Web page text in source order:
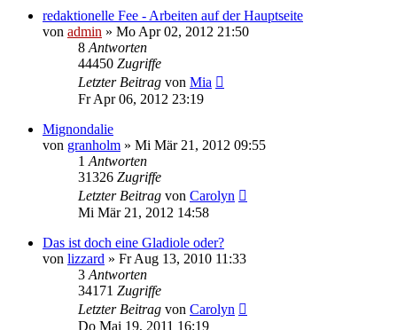
redaktionelle Fee - Arbeiten auf der Hauptseite
von admin » Mo Apr 02, 2012 21:50
8 Antworten
44450 Zugriffe
Letzter Beitrag von Mia
Fr Apr 06, 2012 23:19
Mignondalie
von granholm » Mi Mär 21, 2012 09:55
1 Antworten
31326 Zugriffe
Letzter Beitrag von Carolyn
Mi Mär 21, 2012 14:58
Das ist doch eine Gladiole oder?
von lizzard » Fr Aug 13, 2010 11:33
3 Antworten
34171 Zugriffe
Letzter Beitrag von Carolyn
Do Mai 19, 2011 16:19